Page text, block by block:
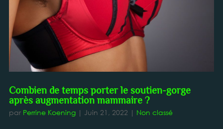
Combien de temps porter le soutien-gorge
après augmentation mammaire ?
par Perrine Koening| Juin 21, 2022 | Non classé